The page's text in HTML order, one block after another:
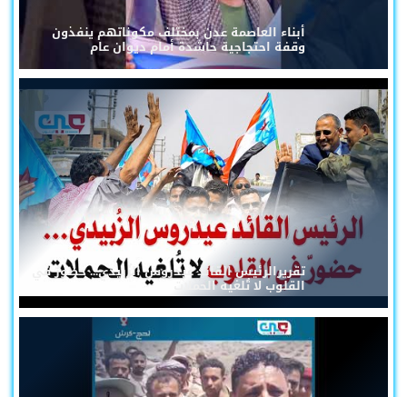
أبناء العاصمة عدن بمختلف مكوناتهم ينفذون
وقفة احتجاجية حاشدة أمام ديوان عام
تقريرالرئيس القائد عيدروس الزُبيدي... حضورٌ في
القلوب لا تُلغيه الحملات